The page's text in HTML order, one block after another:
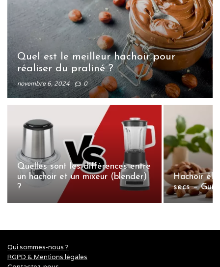
Quel est le meilleur hachoir pour
réaliser du praliné ?
novembre 6, 2024 0
Quelles sont les différences entre
un hachoir et un mixeur (blender)
?
Hachoir
secs –
Qui sommes-nous ?
RGPD & Mentions légales